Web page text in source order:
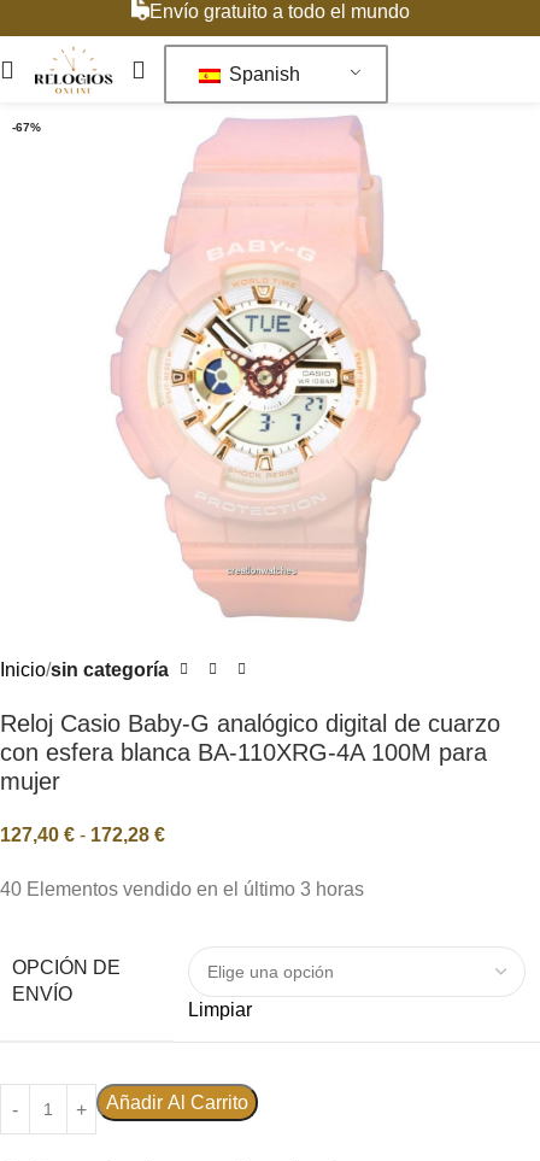
Envío gratuito a todo el mundo
Spanish
-67%
Inicio sin categoría
Reloj Casio Baby-G analógico digital de cuarzo
con esfera blanca BA-110XRG-4A 100M para
mujer
127,40 € - 172,28 €
40 Elementos vendido en el último 3 horas
OPCIÓN DE
ENVÍO
Limpiar
Añadir Al Carrito